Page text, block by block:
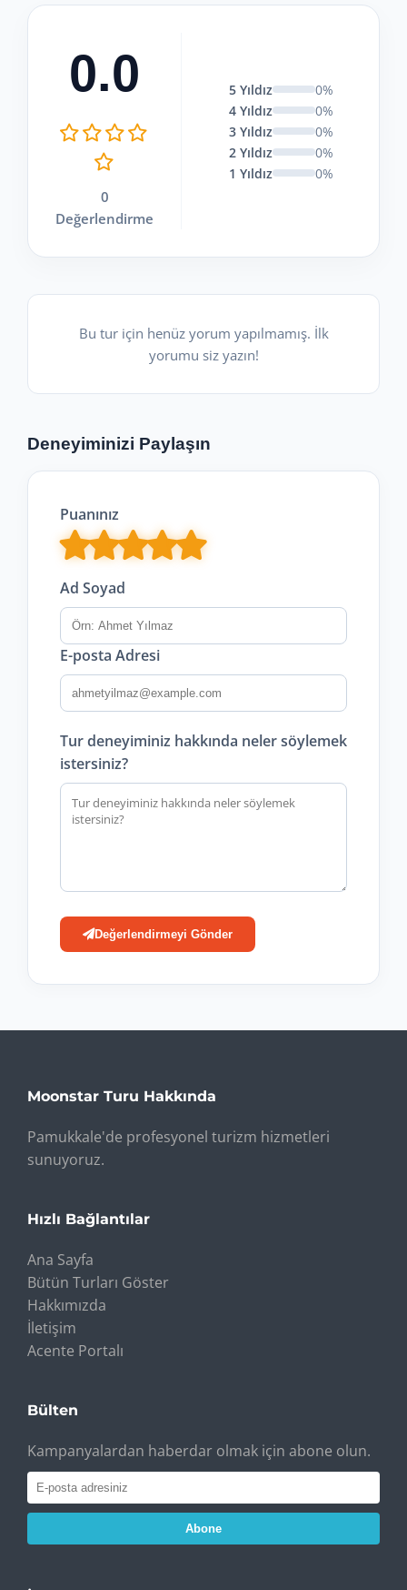
0.0
0
Değerlendirme
5 Yıldız
0%
4 Yıldız
0%
3 Yıldız
0%
2 Yıldız
0%
1 Yıldız
0%
Bu tur için henüz yorum yapılmamış. İlk
yorumu siz yazın!
Deneyiminizi Paylaşın
Puanınız
Ad Soyad
E-posta Adresi
Tur deneyiminiz hakkında neler söylemek
istersiniz?
Değerlendirmeyi Gönder
Moonstar Turu Hakkında
Pamukkale'de profesyonel turizm hizmetleri
sunuyoruz.
Hızlı Bağlantılar
Ana Sayfa
Bütün Turları Göster
Hakkımızda
İletişim
Acente Portalı
Bülten
Kampanyalardan haberdar olmak için abone olun.
Abone